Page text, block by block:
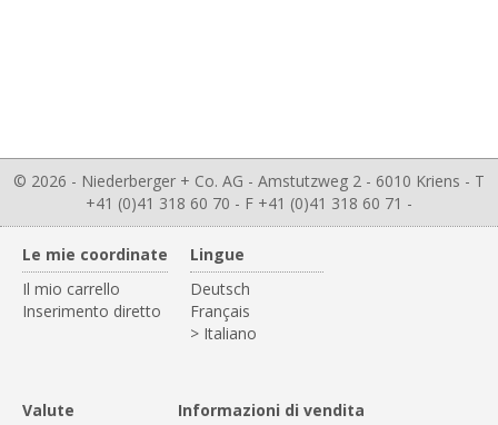
© 2026 - Niederberger + Co. AG - Amstutzweg 2 - 6010 Kriens - T
+41 (0)41 318 60 70 - F +41 (0)41 318 60 71 -
Le mie coordinate
Il mio carrello
Inserimento diretto
Lingue
Deutsch
Français
> Italiano
Valute Informazioni di vendita